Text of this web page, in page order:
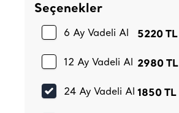
Seçenekler
6 Ay Vadeli Al 5220 TL
12 Ay Vadeli Al 2980 TL
24 Ay Vadeli Al 1850 TL